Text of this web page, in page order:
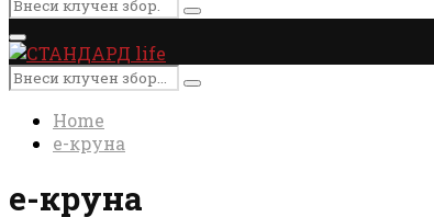
for:
Search
Primary
Menu
Search
for:
Search
Home
е-круна
е-круна